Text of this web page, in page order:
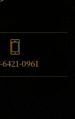
6421-0961